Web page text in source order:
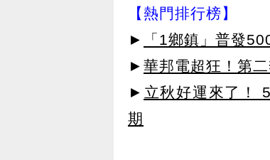
【熱門排行榜】
►
「1鄉鎮」普發
► 華邦電超狂！第
► 立秋好運來了！
期